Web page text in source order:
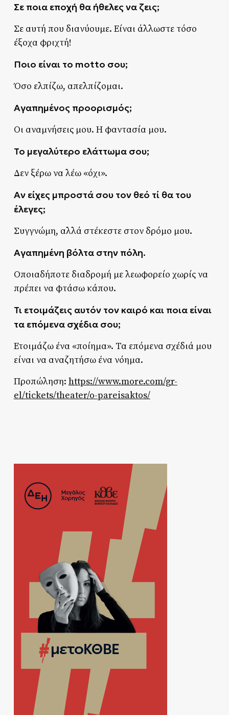
Σε ποια εποχή θα ήθελες να ζεις;
Σε αυτή που διανύουμε. Είναι άλλωστε τόσο
έξοχα φριχτή!
Ποιο είναι το motto σου;
Όσο ελπίζω, απελπίζομαι.
Αγαπημένος προορισμός;
Οι αναμνήσεις μου. Η φαντασία μου.
Το μεγαλύτερο ελάττωμα σου;
Δεν ξέρω να λέω «όχι».
Αν είχες μπροστά σου τον θεό τί θα του
έλεγες;
Συγγνώμη, αλλά στέκεστε στον δρόμο μου.
Αγαπημένη βόλτα στην πόλη.
Οποιαδήποτε διαδρομή με λεωφορείο χωρίς να
πρέπει να φτάσω κάπου.
Τι ετοιμάζεις αυτόν τον καιρό και ποια είναι
τα επόμενα σχέδια σου;
Ετοιμάζω ένα «ποίημα». Τα επόμενα σχέδιά μου
είναι να αναζητήσω ένα νόημα.
Προπώληση: https://www.more.com/gr-
el/tickets/theater/o-pareisaktos/